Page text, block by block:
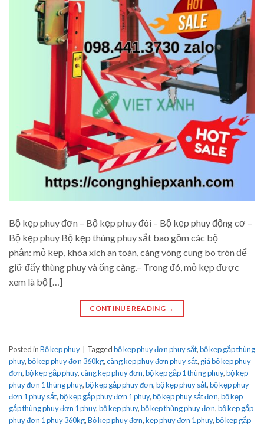
Bộ kẹp phuy đơn – Bộ kẹp phuy đôi – Bộ kẹp phuy động cơ –
Bộ kẹp phuy Bộ kẹp thùng phuy sắt bao gồm các bộ
phận: mỏ kẹp, khóa xích an toàn, càng vòng cung bo tròn để
giữ đấy thùng phuy và ống càng.– Trong đó, mỏ kẹp được
xem là bộ […]
CONTINUE READING →
Posted inBộ kẹp phuy | Taggedbộ kẹp phuy đơn phuy sắt,bộ kẹp gắp thùng
phuy,bộ kẹp phuy đơn 360kg,càng kẹp phuy đơn phuy sắt, giá bộ kẹp phuy
đơn,bộ kẹp gắp phuy,càng kẹp phuy đơn,bộ kẹp gắp 1 thùng phuy,bộ kẹp
phuy đơn 1 thùng phuy,bộ kẹp gắp phuy đơn,bộ kẹp phuy sắt,bộ kẹp phuy
đơn 1 phuy sắt,bộ kẹp gắp phuy đơn 1 phuy,bộ kẹp phuy sắt đơn,bộ kẹp
gắp thùng phuy đơn 1 phuy,bộ kẹp phuy,bộ kẹp thùng phuy đơn,bộ kẹp gắp
phuy đơn 1 phuy 360kg,Bộ kẹp phuy đơn,kẹp phuy đơn 1 phuy,bộ kẹp gắp